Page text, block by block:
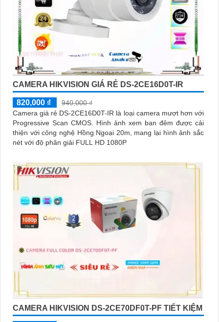
CAMERA HIKVISION GIÁ RẺ DS-2CE16D0T-IR
820,000 ₫
940,000 ₫
Camera giá rẻ DS-2CE16D0T-IR là loại camera mượt hơn với
Progressive Scan CMOS. Hình ảnh xem ban đêm được cải
thiện với công nghệ Hồng Ngoại 20m, mang lại hình ảnh sắc
nét với độ phân giải FULL HD 1080P
CAMERA HIKVISION DS-2CE70DF0T-PF TIẾT KIỆM